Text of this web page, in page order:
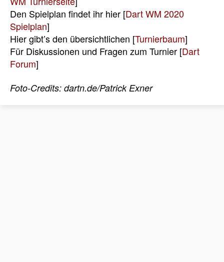
Den Spielplan findet ihr hier [Dart WM 2020
Spielplan]
Hier gibt’s den übersichtlichen [Turnierbaum]
Für Diskussionen und Fragen zum Turnier [Dart
Forum]
Foto-Credits: dartn.de/Patrick Exner